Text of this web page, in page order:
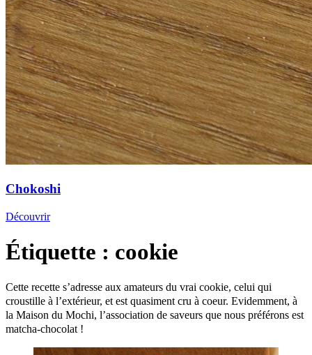
Chokoshi
Découvrir
Étiquette : cookie
Cette recette s’adresse aux amateurs du vrai cookie, celui qui
croustille à l’extérieur, et est quasiment cru à coeur. Evidemment, à
la Maison du Mochi, l’association de saveurs que nous préférons est
matcha-chocolat !